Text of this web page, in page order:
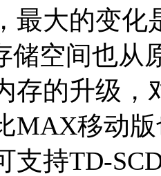
最大的变化
储空间也从
存的升级，
MAX移动
支持TD-